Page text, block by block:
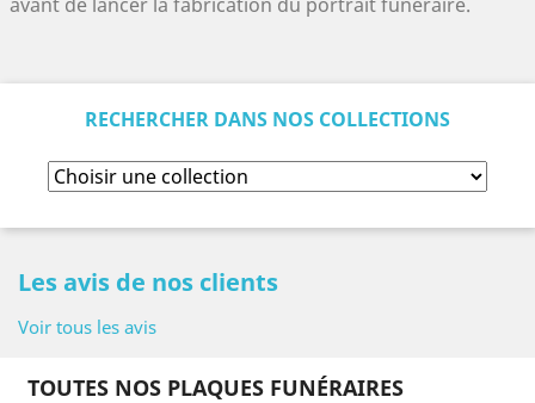
RECHERCHER DANS NOS COLLECTIONS
Les avis de nos clients
Voir tous les avis
TOUTES NOS PLAQUES FUNÉRAIRES